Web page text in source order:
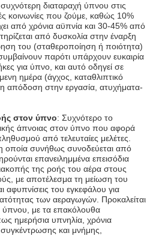
διαταραχή ύπνου στις
κοινωνίες που ζούμε, καθώς 10%
από χρόνια αϋπνία και 30-45% από
από δυσκολία στην έναρξη
του (σταθεροποίηση ή ποιότητα)
παρότι υπάρχουν ευκαιρία
για ύπνο, και αυτό οδηγεί σε
ημέρα (άγχος, καταθλιπτικό
απόδοση στην εργασία, ατυχήματα-
στον ύπνο: Συχνότερο το
άπνοιας στον ύπνο που αφορά
από τελευταίες μελέτες.
οποία συνήθως συνοδεύεται από
επανειλημμένα επεισόδια
της ροής του αέρα στους
με αποτέλεσμα τη μείωση του
αφυπνίσεις του εγκεφάλου για
των αεραγωγών. Προκαλείται
ύπνου, με τα επακόλουθα
ημερήσια υπνηλία, χρόνια
και μνήμης,